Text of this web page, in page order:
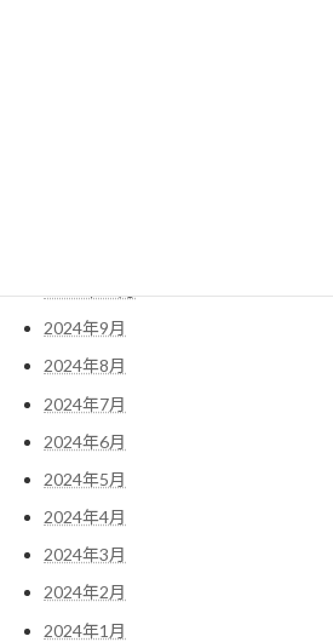
2024年9月
2024年8月
2024年7月
2024年6月
2024年5月
2024年4月
2024年3月
2024年2月
2024年1月